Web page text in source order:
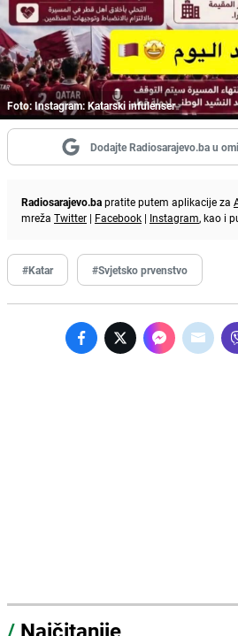
Foto: Instagram: Katarski infulenser
Dodajte Radiosarajevo.ba u
Radiosarajevo.bapratite putem aplikacije za
mreža Twitter | Facebook | Instagram, kao i
#Katar #Svjetsko prvenstvo